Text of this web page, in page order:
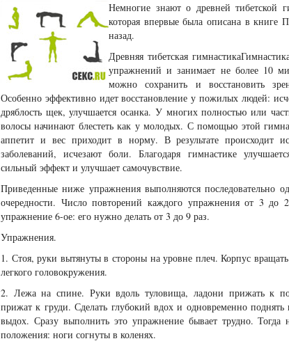
Немногие знают о древней тибетской
которая впервые была описана в книге
назад.
Древняя тибетская
упражнений и занимает не более 10
можно сохранить и восстановить
Особенно эффективно идет восстановление у пожилых людей:
дряблость щек, улучшается осанка. У многих полностью или
волосы начинают блестеть как у молодых. С помощью этой
аппетит и вес приходит в норму. В результате происходит
заболеваний, исчезают боли. Благодаря гимнастике
сильный эффект и улучшает самочувствие.
Приведенные ниже упражнения выполняются последовательно
очередности. Число повторений каждого упражнения от 3 до
упражнение 6-ое: его нужно делать от 3 до 9 раз.
Упражнения.
1. Стоя, руки вытянуты в стороны на уровне плеч. Корпус
легкого головокружения.
2. Лежа на спине. Руки вдоль туловища, ладони прижать к
прижат к груди. Сделать глубокий вдох и одновременно
выдох. Сразу выполнить это упражнение бывает трудно. Тогда
положения: ноги согнуты в коленях.